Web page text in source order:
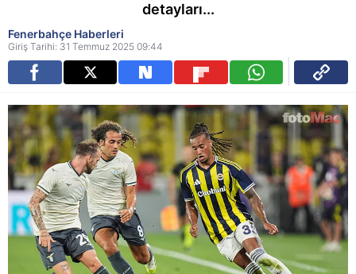
detayları...
Fenerbahçe Haberleri
Giriş Tarihi: 31 Temmuz 2025 09:44